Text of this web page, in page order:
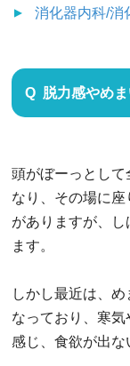
消化器内科/消
脱力感やめ
頭がぼーっとして
なり、その場に座
がありますが、し
ます。
しかし最近は、め
なっており、寒
感じ、食欲が出な